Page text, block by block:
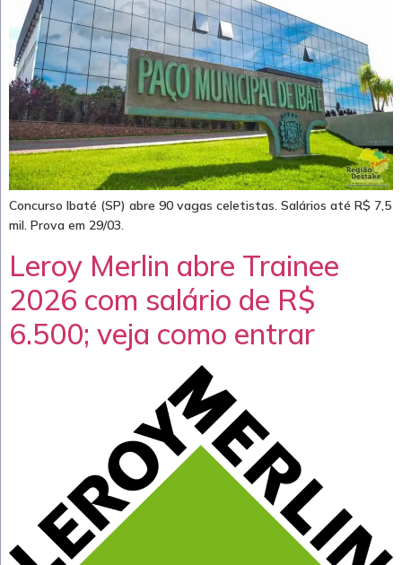
Concurso Ibaté (SP) abre 90 vagas celetistas. Salários até R$ 7,5
mil. Prova em 29/03.
Leroy Merlin abre Trainee
2026 com salário de R$
6.500; veja como entrar